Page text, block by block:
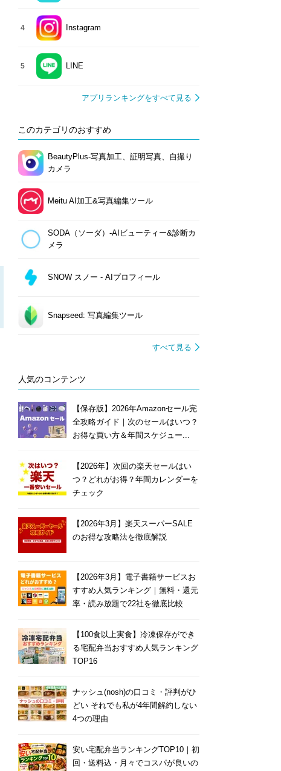
4 Instagram
5 LINE
アプリランキングをすべて見る
このカテゴリのおすすめ
BeautyPlus-写真加工、証明写真、自撮り
カメラ
Meitu AI加工&写真編集ツール
SODA（ソーダ）-AIビューティー&診断カ
メラ
SNOW スノー - AIプロフィール
Snapseed: 写真編集ツール
すべて見る
人気のコンテンツ
【保存版】2026年Amazonセール完
全攻略ガイド｜次のセールはいつ？
お得な買い方＆年間スケジュー...
【2026年】次回の楽天セールはい
つ？どれがお得？年間カレンダーを
チェック
【2026年3月】楽天スーパーSALE
のお得な攻略法を徹底解説
【2026年3月】電子書籍サービスお
すすめ人気ランキング｜無料・還元
率・読み放題で22社を徹底比較
【100食以上実食】冷凍保存ができ
る宅配弁当おすすめ人気ランキング
TOP16
ナッシュ(nosh)の口コミ・評判がひ
どい それでも私が4年間解約しない
4つの理由
安い宅配弁当ランキングTOP10｜初
回・送料込・月々でコスパが良いの